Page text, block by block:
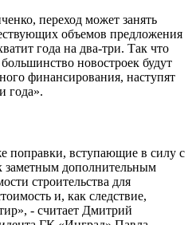
переход может занять
объемов предложения
года на два-три. Так что
новостроек будут
финансирования, наступят
года».
поправки, вступающие в силу с
заметным дополнительным
строительства для
и, как следствие,
- считает Дмитрий